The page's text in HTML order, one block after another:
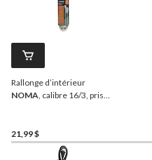
Rallonge d’intérieur
NOMA, calibre 16/3, prise
blanc
21,99 $